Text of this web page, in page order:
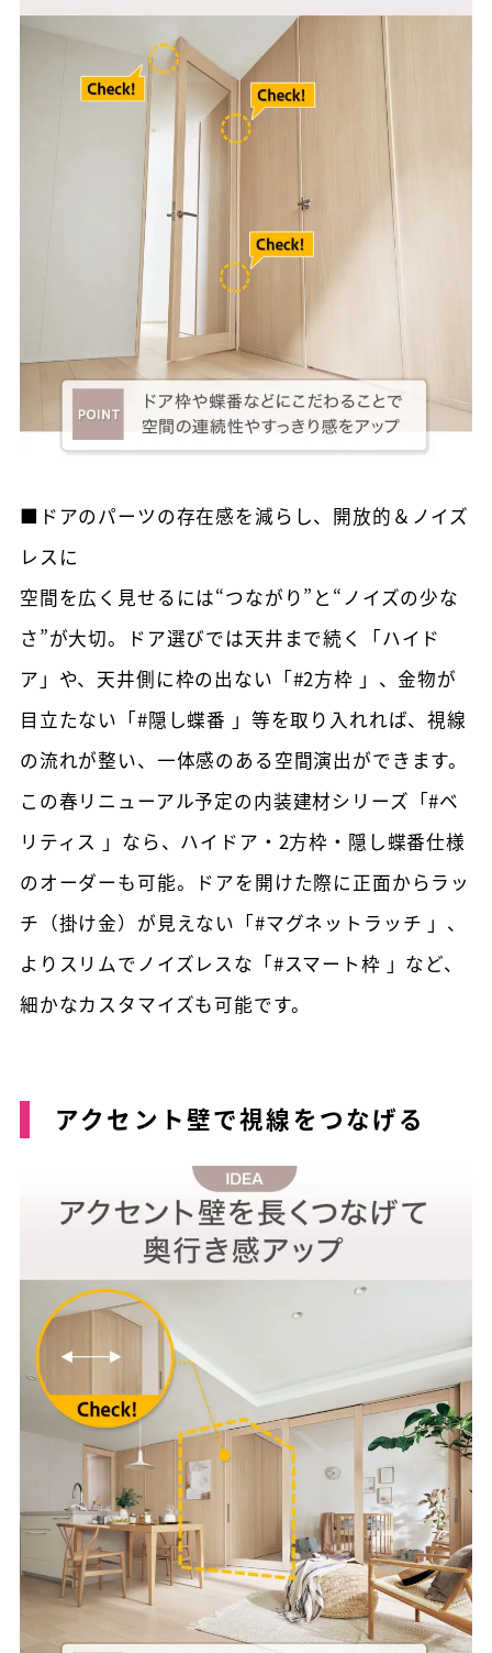
■ドアのパーツの存在感を減らし、開放的＆ノイズ
レスに
空間を広く見せるには“つながり”と“ノイズの少な
さ”が大切。ドア選びでは天井まで続く「ハイド
ア」や、天井側に枠の出ない「#2方枠 」、金物が
目立たない「#隠し蝶番 」等を取り入れれば、視線
の流れが整い、一体感のある空間演出ができます。
この春リニューアル予定の内装建材シリーズ「#ベ
リティス 」なら、ハイドア・2方枠・隠し蝶番仕様
のオーダーも可能。ドアを開けた際に正面からラッ
チ（掛け金）が見えない「#マグネットラッチ 」、
よりスリムでノイズレスな「#スマート枠 」など、
細かなカスタマイズも可能です。
アクセント壁で視線をつなげる